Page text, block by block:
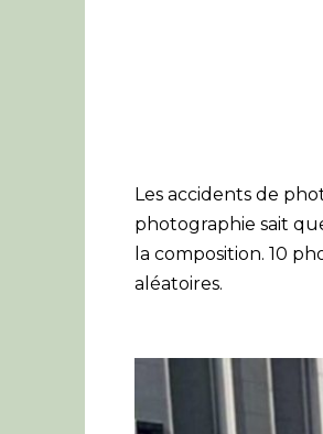
Les accidents de
photographie sait
la composition. 10
aléatoires.